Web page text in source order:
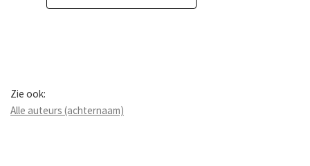
Zie ook:
Alle auteurs (achternaam)